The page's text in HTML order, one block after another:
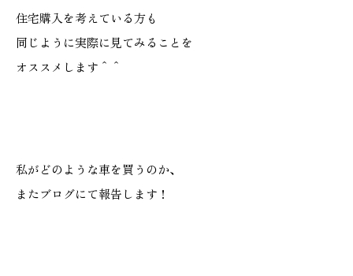
住宅購入を考えている方も
同じように実際に見てみることを
オススメします＾＾
私がどのような車を買うのか、
またブログにて報告します！